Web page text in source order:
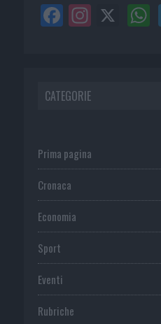
CATEGORIE
Prima pagina
Cronaca
Economia
Sport
Eventi
Rubriche